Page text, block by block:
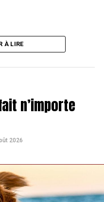
À LIRE
n’importe
2026